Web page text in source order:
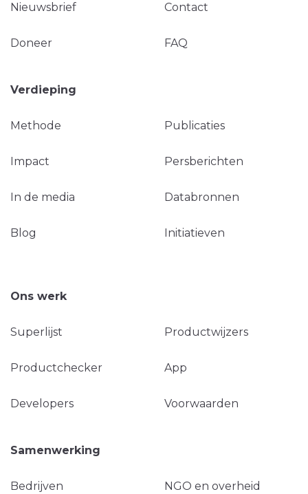
Nieuwsbrief Contact
Doneer FAQ
Verdieping
Methode Publicaties
Impact Persberichten
In de media Databronnen
Blog Initiatieven
Ons werk
Superlijst Productwijzers
Productchecker App
Developers Voorwaarden
Samenwerking
Bedrijven NGO en overheid